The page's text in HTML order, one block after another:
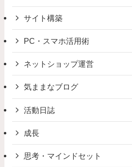
サイト構築
PC・スマホ活用術
ネットショップ運営
気ままなブログ
活動日誌
成長
思考・マインドセット